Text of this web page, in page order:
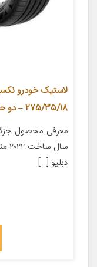
275/35/18 – دو حلقه
دبلیو […]